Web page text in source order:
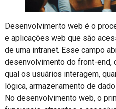
Desenvolvimento web é o
e aplicações web que são
de uma intranet. Esse campo
desenvolvimento do front-end,
qual os usuários interagem,
lógica, armazenamento de
No desenvolvimento web, o